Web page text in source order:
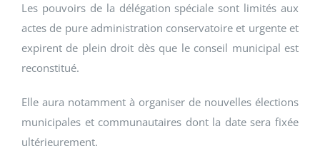
Les pouvoirs de la délégation spéciale sont limités aux
actes de pure administration conservatoire et urgente et
expirent de plein droit dès que le conseil municipal est
reconstitué.
Elle aura notamment à organiser de nouvelles élections
municipales et communautaires dont la date sera fixée
ultérieurement.